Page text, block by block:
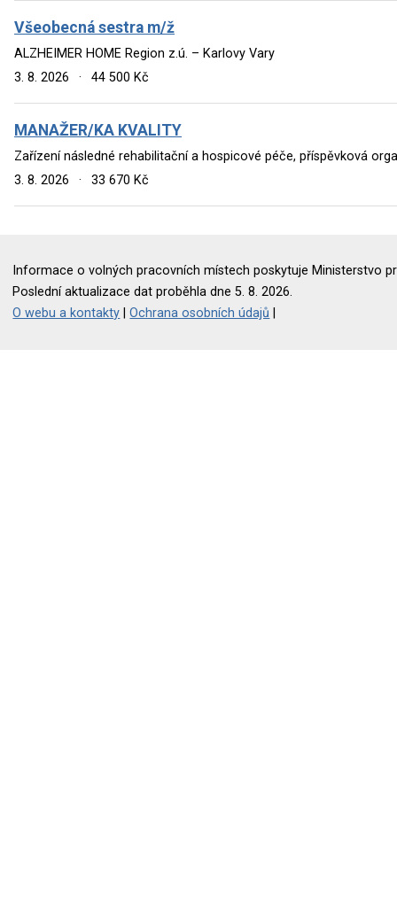
Všeobecná sestra m/ž
ALZHEIMER HOME Region z.ú. – Karlovy Vary
3. 8. 2026
· 44 500 Kč
MANAŽER/KA KVALITY
Zařízení následné rehabilitační a hospicové péče, příspěvková
3. 8. 2026
· 33 670 Kč
Informace o volných pracovních místech poskytuje Ministerstvo
Poslední aktualizace dat proběhla dne 5. 8. 2026.
O webu a kontakty |Ochrana osobních údajů